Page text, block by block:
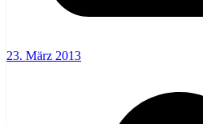
23. März 2013